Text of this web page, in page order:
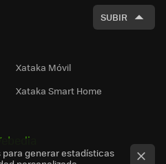
SUBIR
Xataka Móvil
Xataka Smart Home
generar estadísticas